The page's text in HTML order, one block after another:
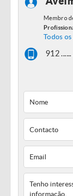
Membro
Todos
912 ......